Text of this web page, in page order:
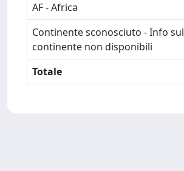
AF - Africa
Continente sconosciuto - Info sul
continente non disponibili
Totale